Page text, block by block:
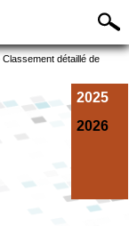
Classement détaillé de
2025
2026